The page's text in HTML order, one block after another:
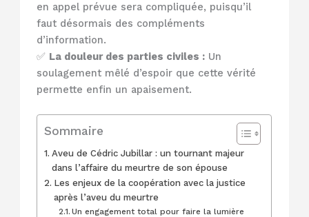
en appel prévue sera compliquée, puisqu’il
faut désormais des compléments
d’information.
✅ La douleur des parties civiles : Un
soulagement mêlé d’espoir que cette vérité
permette enfin un apaisement.
Sommaire
Aveu de Cédric Jubillar : un tournant majeur
dans l’affaire du meurtre de son épouse
Les enjeux de la coopération avec la justice
après l’aveu du meurtre
Un engagement total pour faire la lumière